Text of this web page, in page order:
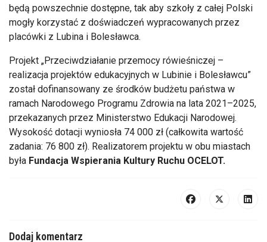
będą powszechnie dostępne, tak aby szkoły z całej Polski
mogły korzystać z doświadczeń wypracowanych przez
placówki z Lubina i Bolesławca.
Projekt „Przeciwdziałanie przemocy rówieśniczej –
realizacja projektów edukacyjnych w Lubinie i Bolesławcu”
został dofinansowany ze środków budżetu państwa w
ramach Narodowego Programu Zdrowia na lata 2021–2025,
przekazanych przez Ministerstwo Edukacji Narodowej.
Wysokość dotacji wyniosła 74 000 zł (całkowita wartość
zadania: 76 800 zł). Realizatorem projektu w obu miastach
była Fundacja Wspierania Kultury Ruchu OCELOT.
Dodaj komentarz